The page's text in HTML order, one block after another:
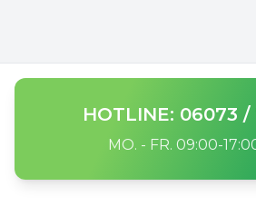
HOTLINE: 06073
MO. - FR. 09:00-